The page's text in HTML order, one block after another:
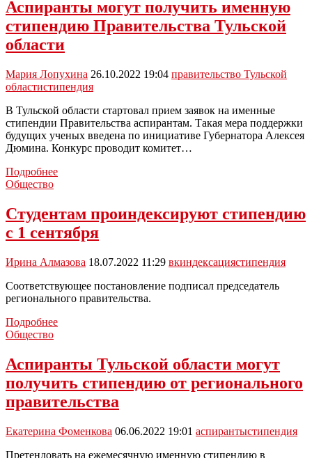
стипендия
имени
Королева
Аспиранты могут получить именную
стипендию Правительства Тульской
области
Мария Лопухина 26.10.2022 19:04 правительство Тульской
областистипендия
В Тульской области стартовал прием заявок на именные
стипендии Правительства аспирантам. Такая мера поддержки
будущих ученых введена по инициативе Губернатора Алексея
Дюмина. Конкурс проводит комитет…
ПодробнееАспиранты
стипендию
Правительства
области
Общество
Студентам проиндексируют стипендию
с 1 сентября
Ирина Алмазова 18.07.2022 11:29 вкиндексациястипендия
Соответствующее постановление подписал председатель
регионального правительства.
ПодробнееСтудентам
1
сентября
Общество
Аспиранты Тульской области могут
получить стипендию от регионального
правительства
Екатерина Фоменкова 06.06.2022 19:01 аспирантыстипендия
Претендовать на ежемесячную именную стипендию в